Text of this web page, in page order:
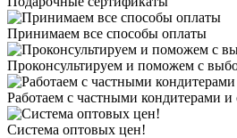
Принимаем все способы оплаты
Проконсультируем и поможем с
Работаем с частными кондитерами и
Система оптовых цен!